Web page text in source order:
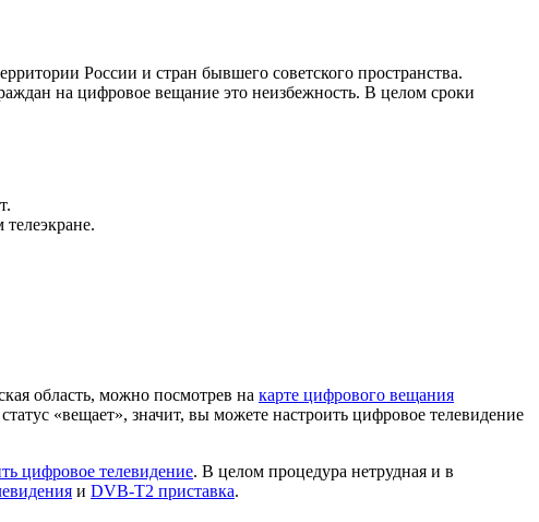
России и стран бывшего советского пространства.
на цифровое вещание это неизбежность. В целом сроки
область, можно посмотрев на карте цифрового вещания
«вещает», значит, вы можете настроить цифровое телевидение
цифровое телевидение. В целом процедура нетрудная и в
и DVB-T2 приставка.